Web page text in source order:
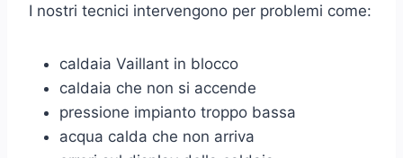
I nostri tecnici intervengono per problemi come:
caldaia Vaillant in blocco
caldaia che non si accende
pressione impianto troppo bassa
acqua calda che non arriva